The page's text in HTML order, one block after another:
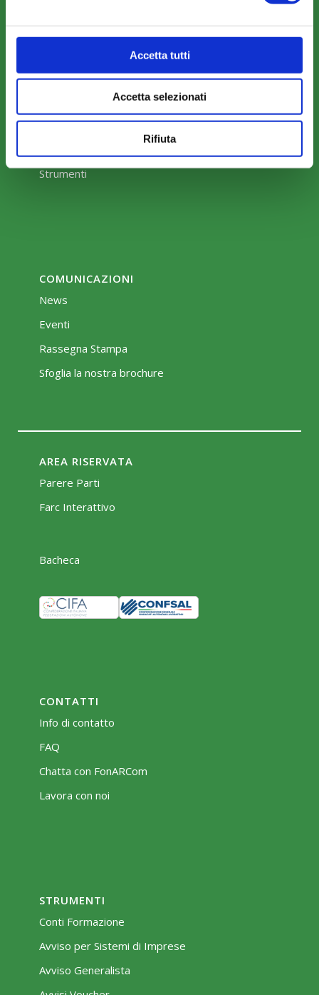
Accetta tutti
Accetta selezionati
Rifiuta
COME ADERIRE
Modalità di adesione
Strumenti
COMUNICAZIONI
News
Eventi
Rassegna Stampa
Sfoglia la nostra brochure
AREA RISERVATA
Parere Parti
Farc Interattivo
Bacheca
CONTATTI
Info di contatto
FAQ
Chatta con FonARCom
Lavora con noi
STRUMENTI
Conti Formazione
Avviso per Sistemi di Imprese
Avviso Generalista